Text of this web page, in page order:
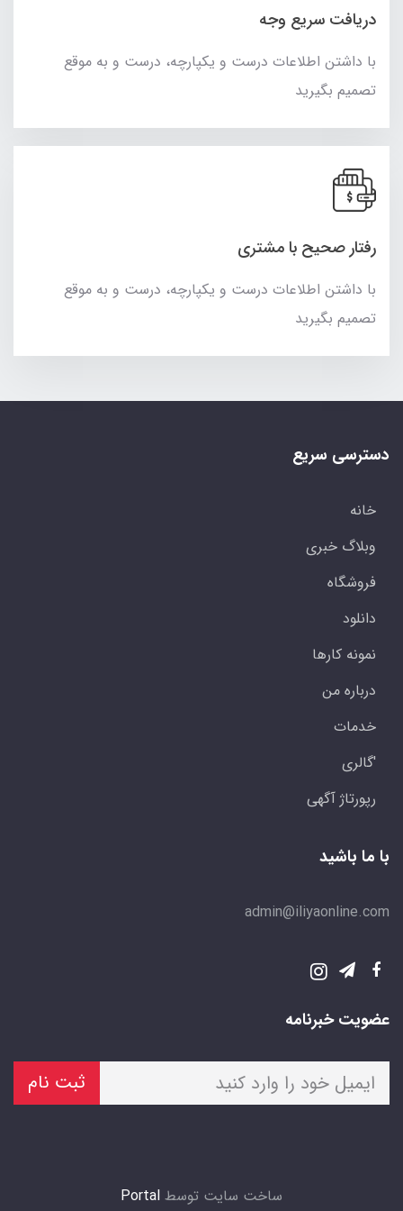
دریافت سریع وجه
با داشتن اطلاعات درست و یکپارچه، درست و به موقع
تصمیم بگیرید
رفتار صحیح با مشتری
با داشتن اطلاعات درست و یکپارچه، درست و به موقع
تصمیم بگیرید
دسترسی سریع
خانه
وبلاگ خبری
فروشگاه
دانلود
نمونه کارها
درباره من
خدمات
'گالری
رپورتاژ آگهی
با ما باشید
admin@iliyaonline.com
عضویت خبرنامه
ثبت نام
ساخت سایت توسط Portal